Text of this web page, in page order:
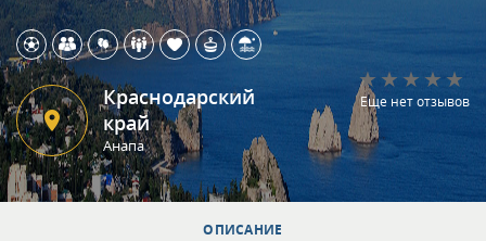
Краснодарский
край
Анапа
Еще нет отзывов
ОПИСАНИЕ